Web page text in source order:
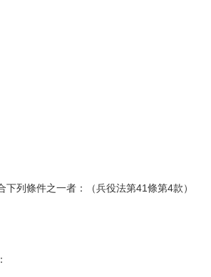
列條件之一者：（兵役法第41條第4款）